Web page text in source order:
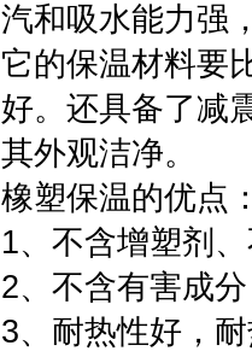
汽和吸水能力强
它的保温材料要
好。还具备了减
其外观洁净。
橡塑保温的优点
1、不含增塑剂
2、不含有害成
3、耐热性好，